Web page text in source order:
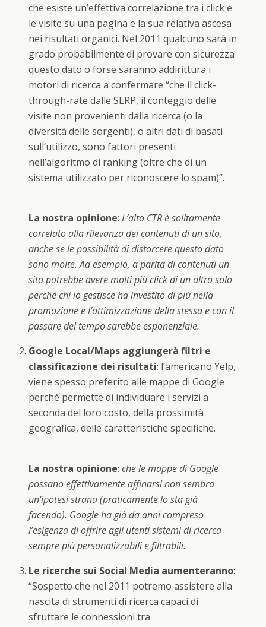
che esiste un’effettiva correlazione tra i click e
le visite su una pagina e la sua relativa ascesa
nei risultati organici. Nel 2011 qualcuno sarà in
grado probabilmente di provare con sicurezza
questo dato o forse saranno addirittura i
motori di ricerca a confermare “che il click-
through-rate dalle SERP, il conteggio delle
visite non provenienti dalla ricerca (o la
diversità delle sorgenti), o altri dati di basati
sull’utilizzo, sono fattori presenti
nell’algoritmo di ranking (oltre che di un
sistema utilizzato per riconoscere lo spam)”.
La nostra opinione:L’alto CTR è solitamente
correlato alla rilevanza dei contenuti di un sito,
anche se le possibilità di distorcere questo dato
sono molte. Ad esempio, a parità di contenuti un
sito potrebbe avere molti più click di un altro solo
perché chi lo gestisce ha investito di più nella
promozione e l’ottimizzazione della stessa e con il
passare del tempo sarebbe esponenziale.
Google Local/Maps aggiungerà filtri e
classificazione dei risultati: l’americano Yelp,
viene spesso preferito alle mappe di Google
perché permette di individuare i servizi a
seconda del loro costo, della prossimità
geografica, delle caratteristiche specifiche.
La nostra opinione:che le mappe di Google
possano effettivamente affinarsi non sembra
un’ipotesi strana (praticamente lo sta già
facendo). Google ha già da anni compreso
l’esigenza di offrire agli utenti sistemi di ricerca
sempre più personalizzabili e filtrabili.
Le ricerche sui Social Media aumenteranno:
“Sospetto che nel 2011 potremo assistere alla
nascita di strumenti di ricerca capaci di
sfruttare le connessioni tra